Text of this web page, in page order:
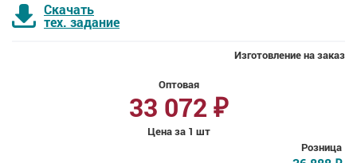
Скачать
тех. задание
Изготовление на заказ
Оптовая
33 072 ₽
Цена за 1 шт
Розница